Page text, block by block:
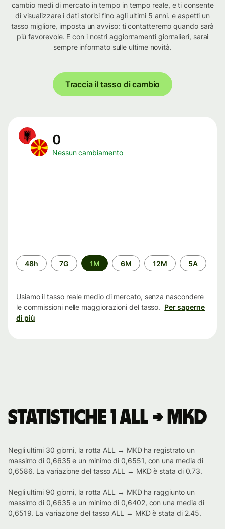
cambio medi di mercato in tempo in tempo reale, e ti consente
di visualizzare i dati storici fino agli ultimi 5 anni. e aspetti un
tasso migliore, imposta un avviso: ti contatteremo quando sarà
più favorevole. E con i nostri aggiornamenti giornalieri, sarai
sempre informato sulle ultime novità.
Traccia il tasso di cambio
0
Nessun cambiamento
Periodo
di
48h 7G 1M 6M 12M 5A
Usiamo il tasso reale medio di mercato, senza nascondere
le commissioni nelle maggiorazioni del tasso. Per saperne
di più
Statistiche 1 ALL → MKD
Negli ultimi 30 giorni, la rotta ALL → MKD ha registrato un
massimo di 0,6635 e un minimo di 0,6551, con una media di
0,6586. La variazione del tasso ALL → MKD è stata di 0.73.
Negli ultimi 90 giorni, la rotta ALL → MKD ha raggiunto un
massimo di 0,6635 e un minimo di 0,6402, con una media di
0,6519. La variazione del tasso ALL → MKD è stata di 2.45.